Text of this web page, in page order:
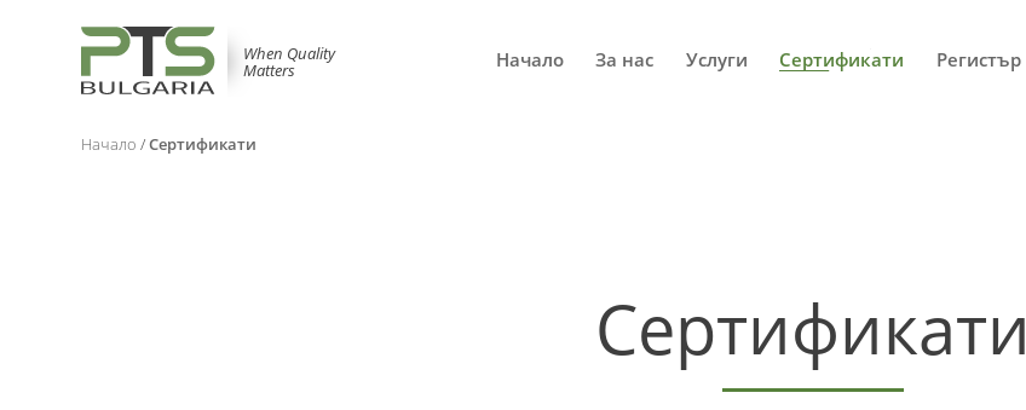
When Quality
Matters Начало За нас Услуги Сертификати Регистър
Начало /Сертификати
Сертификати